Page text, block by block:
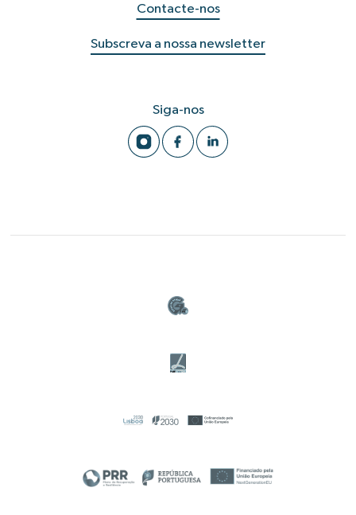
Contacte-nos
Subscreva a nossa newsletter
Siga-nos